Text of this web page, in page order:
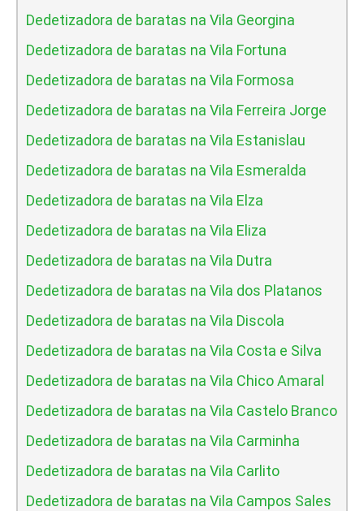
Dedetizadora de baratas na Vila Georgina
Dedetizadora de baratas na Vila Fortuna
Dedetizadora de baratas na Vila Formosa
Dedetizadora de baratas na Vila Ferreira Jorge
Dedetizadora de baratas na Vila Estanislau
Dedetizadora de baratas na Vila Esmeralda
Dedetizadora de baratas na Vila Elza
Dedetizadora de baratas na Vila Eliza
Dedetizadora de baratas na Vila Dutra
Dedetizadora de baratas na Vila dos Platanos
Dedetizadora de baratas na Vila Discola
Dedetizadora de baratas na Vila Costa e Silva
Dedetizadora de baratas na Vila Chico Amaral
Dedetizadora de baratas na Vila Castelo Branco
Dedetizadora de baratas na Vila Carminha
Dedetizadora de baratas na Vila Carlito
Dedetizadora de baratas na Vila Campos Sales